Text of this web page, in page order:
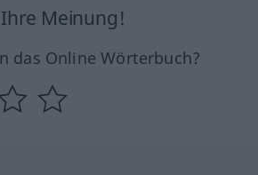
Ihre Meinung!
das Online Wörterbuch?